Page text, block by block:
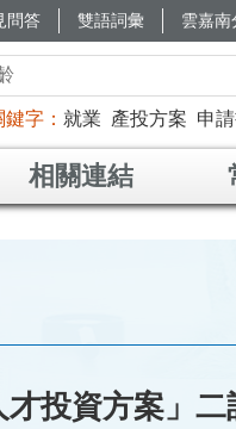
問答 雙語詞彙 雲嘉南
鍵字 就業 產投方案 申
相關連結
投資方案」